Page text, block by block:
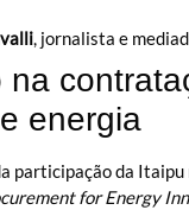
, jornalista e
na
energia
participação da Itaipu
for Energy